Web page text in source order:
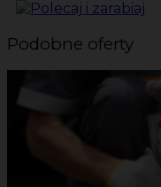
Podobne oferty